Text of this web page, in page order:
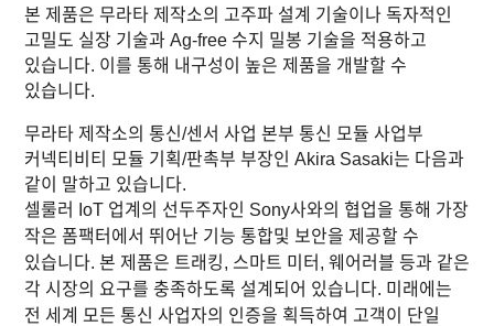
본 제품은 무라타 제작소의 고주파 설계 기술이나 독자적인
고밀도 실장 기술과 Ag-free 수지 밀봉 기술을 적용하고
있습니다. 이를 통해 내구성이 높은 제품을 개발할 수
있습니다.
무라타 제작소의 통신/센서 사업 본부 통신 모듈 사업부
커넥티비티 모듈 기획/판촉부 부장인 Akira Sasaki는 다음과
같이 말하고 있습니다.
셀룰러 IoT 업계의 선두주자인 Sony사와의 협업을 통해 가장
작은 폼팩터에서 뛰어난 기능 통합및 보안을 제공할 수
있습니다. 본 제품은 트래킹, 스마트 미터, 웨어러블 등과 같은
각 시장의 요구를 충족하도록 설계되어 있습니다. 미래에는
전 세계 모든 통신 사업자의 인증을 획득하여 고객이 단일